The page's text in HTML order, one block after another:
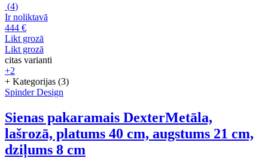
(4)
Ir noliktavā
444 €
Likt grozā
Likt grozā
citas varianti
+2
+ Kategorijas (3)
Spinder Design
Sienas pakaramais DexterMetāla,
lašrozā, platums 40 cm, augstums 21 cm,
dziļums 8 cm